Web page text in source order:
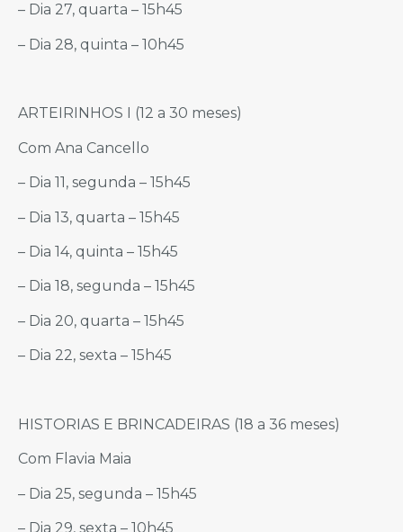
– Dia 27, quarta – 15h45
– Dia 28, quinta – 10h45
ARTEIRINHOS I (12 a 30 meses)
Com Ana Cancello
– Dia 11, segunda – 15h45
– Dia 13, quarta – 15h45
– Dia 14, quinta – 15h45
– Dia 18, segunda – 15h45
– Dia 20, quarta – 15h45
– Dia 22, sexta – 15h45
HISTORIAS E BRINCADEIRAS (18 a 36 meses)
Com Flavia Maia
– Dia 25, segunda – 15h45
– Dia 29, sexta – 10h45